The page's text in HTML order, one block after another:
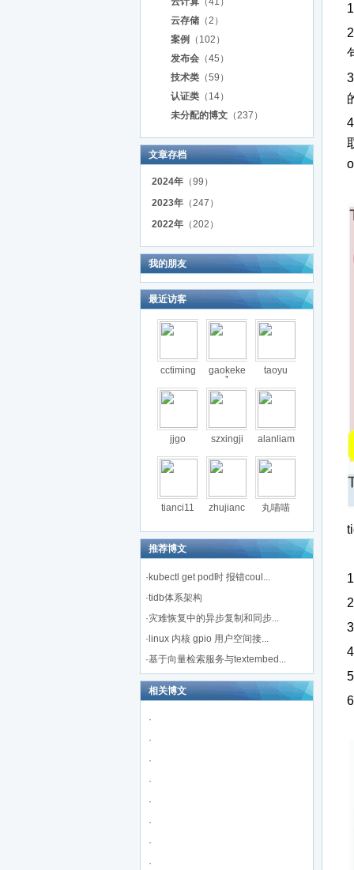
云存储 （2）
案例
（102）
发布会 （45）
技术类 （59）
认证类 （14）
未分配的博文 （237）
文章存档
2024年 （99）
2023年 （247）
2022年 （202）
我的朋友
最近访客
cctiming
gaokeke
1
taoyu
jjgo szxingji alanliam
tianci11 zhujianc 丸喵喵
推荐博文
· kubectl get pod时 报错coul...
·tidb体系架构
·灾难恢复中的异步复制和同步...
· linux 内核 gpio 用户空间接...
·基于向量检索服务与textembed...
相关博文
·
·
·
·
·
·
·
·